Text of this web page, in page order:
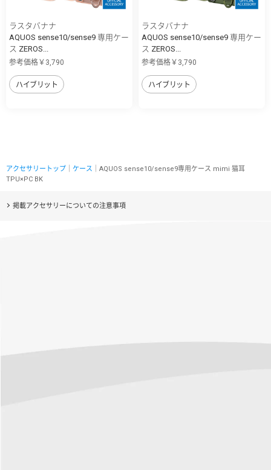
ラスタバナナ
AQUOS sense10/sense9 専用ケー
ス ZEROS...
参考価格￥3,790
ハイブリット
ラスタバナナ
AQUOS sense10/sense9 専用ケー
ス ZEROS...
参考価格￥3,790
ハイブリット
アクセサリートップ ケース ｜AQUOS sense10/sense9専用ケース mimi 猫耳
TPU×PC BK
掲載アクセサリーについての注意事項